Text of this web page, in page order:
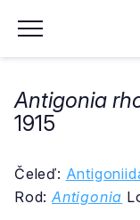
Antigonia
1915
Čeleď:
Rod: Antigonia